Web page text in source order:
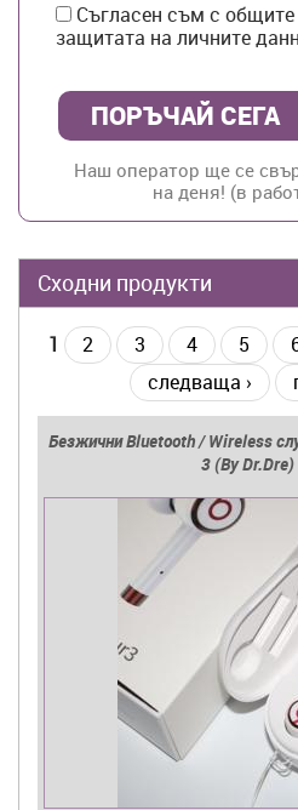
Съгласен съм с общите
защитата на личните
Наш оператор ще се
на деня! (в
Сходни продукти
1 2 3 4 5
следваща ›
Безжични Bluetooth / Wireless
3 (By